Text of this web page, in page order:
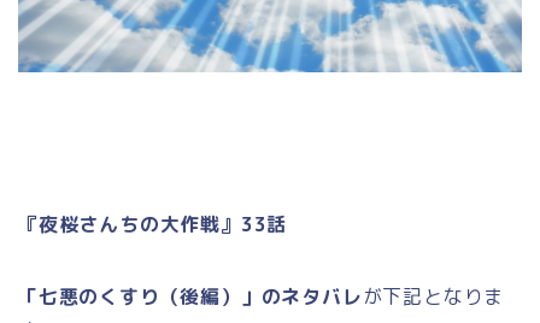
『夜桜さんちの大作戦』33話
「七悪のくすり（後編）」のネタバレが下記となりま